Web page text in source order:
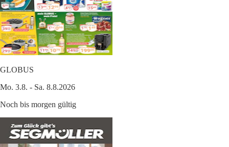
GLOBUS
Mo. 3.8. - Sa. 8.8.2026
Noch bis morgen gültig